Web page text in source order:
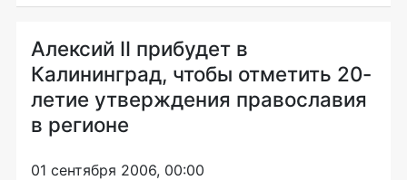
Алексий II прибудет в
Калининград, чтобы отметить 20-
летие утверждения православия
в регионе
01 сентября 2006, 00:00